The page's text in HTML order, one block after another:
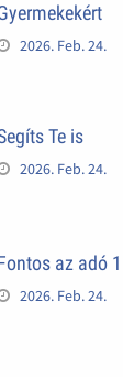
2026. Feb. 24.
Te is
2026. Feb. 24.
az adó
2026. Feb. 24.